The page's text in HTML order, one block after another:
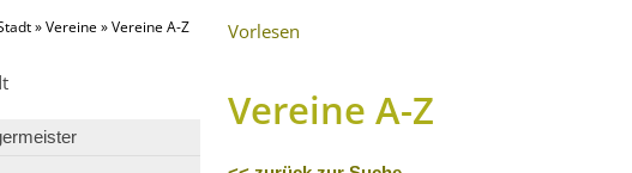
»Vereine»Vereine A-Z Vorlesen
Vereine A-Z